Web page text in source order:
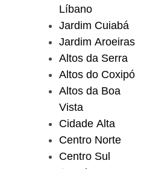
Líbano
Jardim Cuiabá
Jardim Aroeiras
Altos da Serra
Altos do Coxipó
Altos da Boa
Vista
Cidade Alta
Centro Norte
Centro Sul